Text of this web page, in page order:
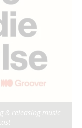
& releasing music